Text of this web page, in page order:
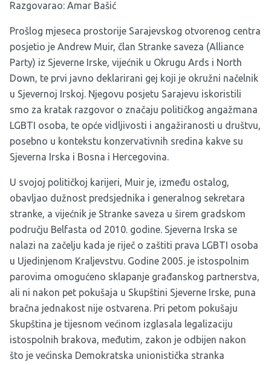
Razgovarao: Amar Bašić
Prošlog mjeseca prostorije Sarajevskog otvorenog centra
posjetio je Andrew Muir, član Stranke saveza (Alliance
Party) iz Sjeverne Irske, vijećnik u Okrugu Ards i North
Down, te prvi javno deklarirani gej koji je okružni načelnik
u Sjevernoj Irskoj. Njegovu posjetu Sarajevu iskoristili
smo za kratak razgovor o značaju političkog angažmana
LGBTI osoba, te opće vidljivosti i angažiranosti u društvu,
posebno u kontekstu konzervativnih sredina kakve su
Sjeverna Irska i Bosna i Hercegovina.
U svojoj političkoj karijeri, Muir je, između ostalog,
obavljao dužnost predsjednika i generalnog sekretara
stranke, a vijećnik je Stranke saveza u širem gradskom
području Belfasta od 2010. godine. Sjeverna Irska se
nalazi na začelju kada je riječ o zaštiti prava LGBTI osoba
u Ujedinjenom Kraljevstvu. Godine 2005. je istospolnim
parovima omogućeno sklapanje građanskog partnerstva,
ali ni nakon pet pokušaja u Skupštini Sjeverne Irske, puna
bračna jednakost nije ostvarena. Pri petom pokušaju
Skupština je tijesnom većinom izglasala legalizaciju
istospolnih brakova, međutim, zakon je odbijen nakon
što je većinska Demokratska unionistička stranka